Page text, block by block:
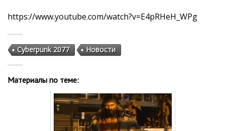
https://www.youtube.com/watch?v=E4pRHeH_WPg
Cyberpunk 2077 Новости
Материалы по теме: